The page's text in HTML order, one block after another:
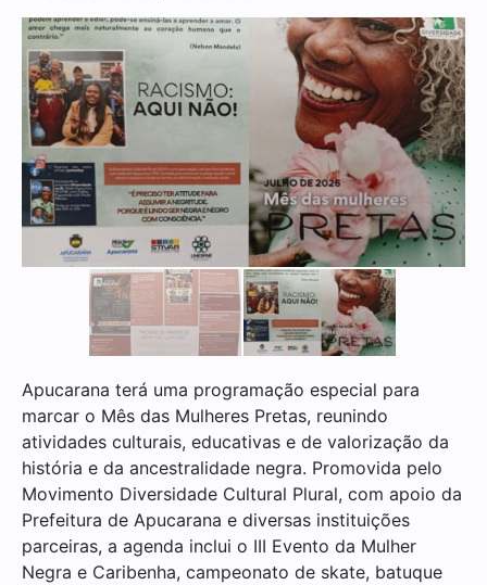
Apucarana terá uma programação especial para
marcar o Mês das Mulheres Pretas, reunindo
atividades culturais, educativas e de valorização da
história e da ancestralidade negra. Promovida pelo
Movimento Diversidade Cultural Plural, com apoio da
Prefeitura de Apucarana e diversas instituições
parceiras, a agenda inclui o III Evento da Mulher
Negra e Caribenha, campeonato de skate, batuque